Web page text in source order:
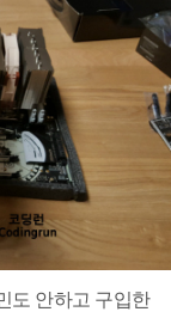
도 안하고 구입한